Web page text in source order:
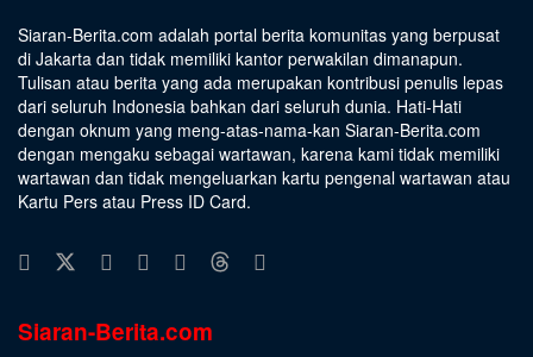
Siaran-Berita.com adalah portal berita komunitas yang berpusat
di Jakarta dan tidak memiliki kantor perwakilan dimanapun.
Tulisan atau berita yang ada merupakan kontribusi penulis lepas
dari seluruh Indonesia bahkan dari seluruh dunia. Hati-Hati
dengan oknum yang meng-atas-nama-kan Siaran-Berita.com
dengan mengaku sebagai wartawan, karena kami tidak memiliki
wartawan dan tidak mengeluarkan kartu pengenal wartawan atau
Kartu Pers atau Press ID Card.
Siaran-Berita.com